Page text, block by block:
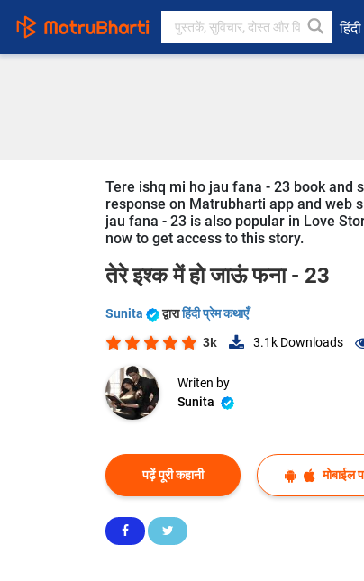
हिंदी
Tere ishq mi ho jau fana - 23 book and
response on Matrubharti app and web
jau fana - 23 is also popular in Love
now to get access to this story.
तेरे इश्क में हो जाऊं फना - 23
Sunita द्वाराहिंदी प्रेम कथाएँ
3k 3.1k Downloads
Writen by
Sunita
पढ़ें पूरी कहानी मोबाईल